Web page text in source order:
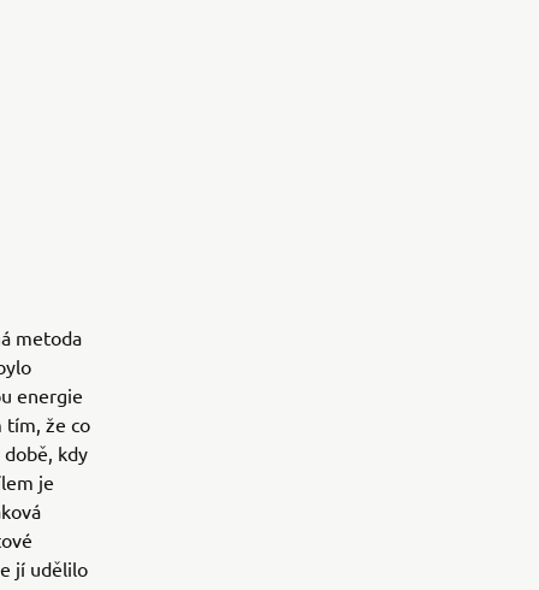
metoda
energie
tím, že co
kdy
je
jí udělilo